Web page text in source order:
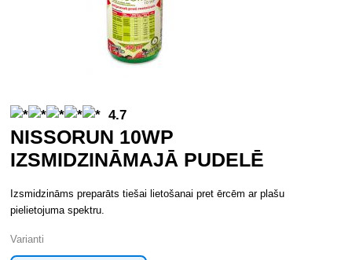
4.7
NISSORUN 10WP
IZSMIDZINĀMAJĀ PUDELĒ
Izsmidzināms preparāts tiešai lietošanai pret ērcēm ar plašu
pielietojuma spektru.
Varianti